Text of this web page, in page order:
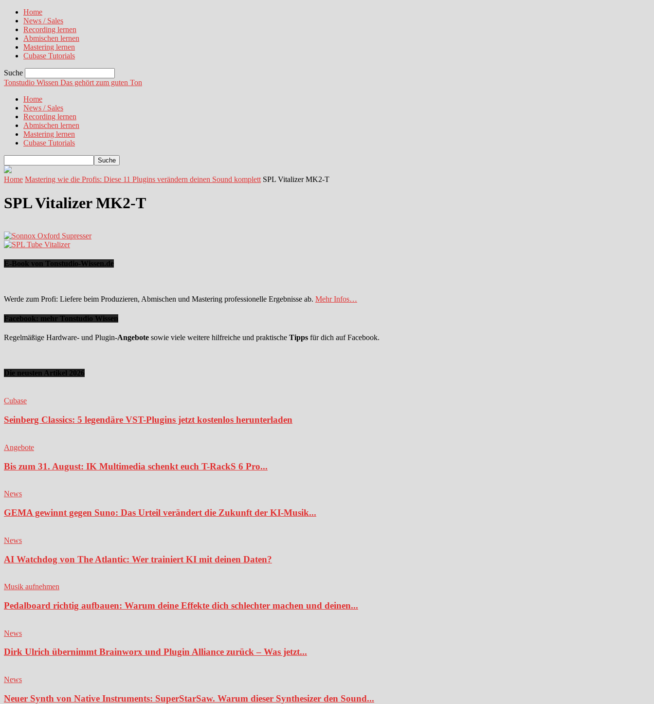
Home
News / Sales
Recording lernen
Abmischen lernen
Mastering lernen
Cubase Tutorials
Suche
Tonstudio Wissen Das gehört zum guten Ton
Home
News / Sales
Recording lernen
Abmischen lernen
Mastering lernen
Cubase Tutorials
Home Mastering wie die Profis: Diese 11 Plugins verändern deinen Sound komplett SPL Vitalizer MK2-T
SPL Vitalizer MK2-T
E-Book von Tonstudio-Wissen.de
Werde zum Profi: Liefere beim Produzieren, Abmischen und Mastering professionelle Ergebnisse ab. Mehr Infos…
Facebook: mehr Tonstudio Wissen
Regelmäßige Hardware- und Plugin-Angebote sowie viele weitere hilfreiche und praktische Tipps für dich auf Facebook.
Die neusten Artikel 2026
Cubase
Seinberg Classics: 5 legendäre VST-Plugins jetzt kostenlos herunterladen
Angebote
Bis zum 31. August: IK Multimedia schenkt euch T-RackS 6 Pro...
News
GEMA gewinnt gegen Suno: Das Urteil verändert die Zukunft der KI-Musik...
News
AI Watchdog von The Atlantic: Wer trainiert KI mit deinen Daten?
Musik aufnehmen
Pedalboard richtig aufbauen: Warum deine Effekte dich schlechter machen und deinen...
News
Dirk Ulrich übernimmt Brainworx und Plugin Alliance zurück – Was jetzt...
News
Neuer Synth von Native Instruments: SuperStarSaw. Warum dieser Synthesizer den Sound...